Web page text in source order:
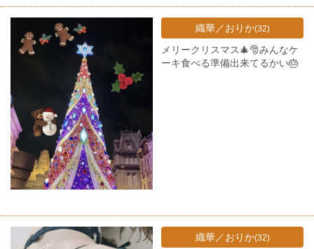
織華／おりか(32)
メリークリスマス🎄🎅みんなケ
ーキ食べる準備出来てるかい🎂
織華／おりか(32)